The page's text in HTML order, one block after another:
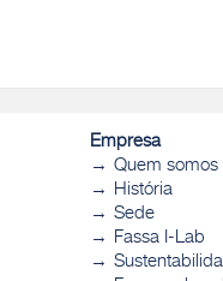
Empresa
Quem somos
História
Sede
Fassa I-Lab